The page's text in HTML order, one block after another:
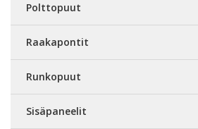
Polttopuut
Raakapontit
Runkopuut
Sisäpaneelit